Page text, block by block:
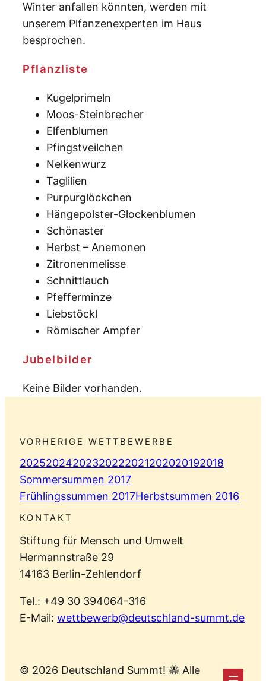
Winter anfallen könnten, werden mit
unserem Plfanzenexperten im Haus
besprochen.
Pflanzliste
Kugelprimeln
Moos-Steinbrecher
Elfenblumen
Pfingstveilchen
Nelkenwurz
Taglilien
Purpurglöckchen
Hängepolster-Glockenblumen
Schönaster
Herbst – Anemonen
Zitronenmelisse
Schnittlauch
Pfefferminze
Liebstöckl
Römischer Ampfer
Jubelbilder
Keine Bilder vorhanden.
VORHERIGE WETTBEWERBE
20252024202320222021202020192018
Sommersummen 2017
Frühlingssummen 2017Herbstsummen 2016
KONTAKT
Stiftung für Mensch und Umwelt
Hermannstraße 29
14163 Berlin-Zehlendorf
Tel.: +49 30 394064-316
E-Mail: wettbewerb@deutschland-summt.de
© 2026 Deutschland Summt! 🐝 Alle